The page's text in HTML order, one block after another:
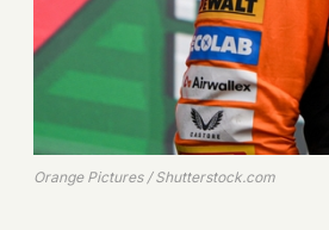
Orange Pictures / Shutterstock.com